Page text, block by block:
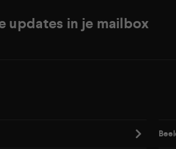
updates in je mailbox